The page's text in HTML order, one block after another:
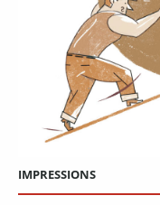
IMPRESSIONS